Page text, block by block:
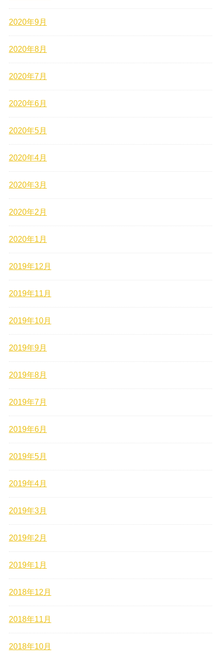
2020年9月
2020年8月
2020年7月
2020年6月
2020年5月
2020年4月
2020年3月
2020年2月
2020年1月
2019年12月
2019年11月
2019年10月
2019年9月
2019年8月
2019年7月
2019年6月
2019年5月
2019年4月
2019年3月
2019年2月
2019年1月
2018年12月
2018年11月
2018年10月